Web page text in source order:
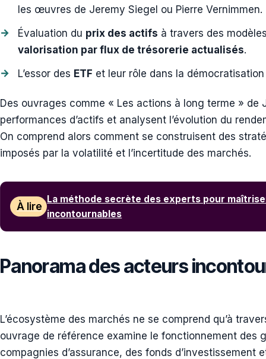
les œuvres de Jeremy Siegel ou Pierre Vernimmen.
Évaluation du prix des actifs à travers des
valorisation par flux de trésorerie actualisés.
L’essor des ETF et leur rôle dans la
Des ouvrages comme « Les actions à long terme » de
performances d’actifs et analysent l’évolution du
On comprend alors comment se construisent des
imposés par la volatilité et l’incertitude des marchés.
À lire
La méthode secrète des experts pour
incontournables
Panorama des acteurs
L’écosystème des marchés ne se comprend qu’à
ouvrage de référence examine le fonctionnement des
compagnies d’assurance, des fonds